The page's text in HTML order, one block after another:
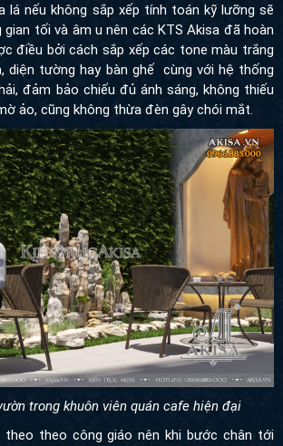
lá nếu không sắp xếp tính toán kỹ lưỡng sẽ
tối và âm u nên các KTS Akisa đã hoàn
điều bởi cách sắp xếp các tone màu trắng
diện tường hay bàn ghế cùng với hệ thống
đảm bảo chiếu đủ ánh sáng, không thiếu
ảo, cũng không thừa đèn gây chói mắt.
trong khuôn viên quán cafe hiện đại
theo theo công giáo nên khi bước chân tới